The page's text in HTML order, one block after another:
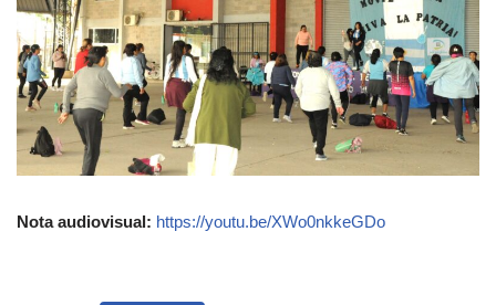
Nota audiovisual: https://youtu.be/XWo0nkkeGDo